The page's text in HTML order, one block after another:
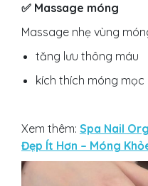
✅ Massage móng
Massage nhẹ vùng
tăng lưu thông máu
kích thích móng mọc
Xem thêm: Spa Nail
Đẹp Ít Hơn – Móng